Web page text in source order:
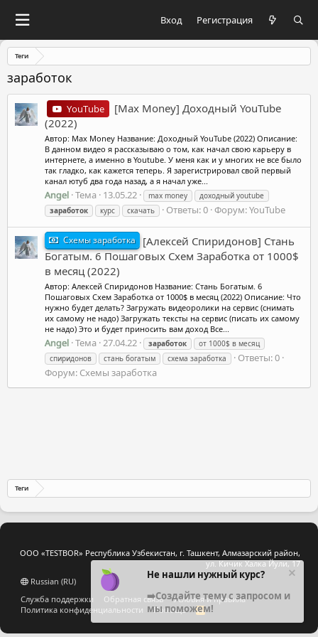
Вход Регистрация
Теги
заработок
YouTube
[Max Money] Доходный YouTube
(2022)
Автор: Max Money Название: Доходный YouTube (2022) Описание:
В данном видео я рассказываю о том, как начал свою карьеру в
интернете, а именно в Youtube. У меня как и у многих не все было
так гладко, как кажется теперь. Я зарегистрировал свой первый
канал ютуб два года назад, а я начал уже...
Angel Тема 13.05.22 max money
доходный youtube
заработок
курс скачать Ответы: 0 Форум:YouTube
Схемы заработка
[Алексей Спиридонов] Стань
Богатым. 6 Пошаговых Схем Заработка от 1000$
в месяц (2022)
Автор: Алексей Спиридонов Название: Стань Богатым. 6
Пошаговых Схем Заработка от 1000$ в месяц (2022) Описание: Что
нужно будет делать? Загружать видеоролики на сервис (снимать
их самому не надо) Загружать тексты на сервис (писать их самому
не надо) Это и будет приносить вам доход Все...
Angel Тема 27.04.22 заработок
от 1000$ в месяц
спиридонов
стань богатым схема заработка
Ответы: 0
Форум: Схемы заработка
Теги
ООО «TESTBOR» Республика Узбекистан, г. Ташкент, Алмазарский район,
ул. Кичик Халка Йули, 17
Russian (RU)
Служба поддержки
Обратная связь
Условия и правила
Политика конфиденциальности
Помощь
R
Не нашли нужный курс?
➡️Создайте тему с запросом и
мы поможем!